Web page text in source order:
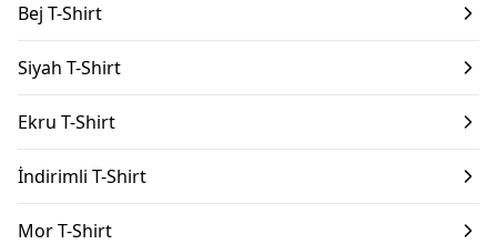
Bej T-Shirt
Siyah T-Shirt
Ekru T-Shirt
İndirimli T-Shirt
Mor T-Shirt